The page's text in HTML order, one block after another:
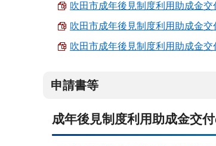
吹田市成年後見制度利用助成金交
吹田市成年後見制度利用助成金交
吹田市成年後見制度利用助成金交
申請書等
成年後見制度利用助成金交